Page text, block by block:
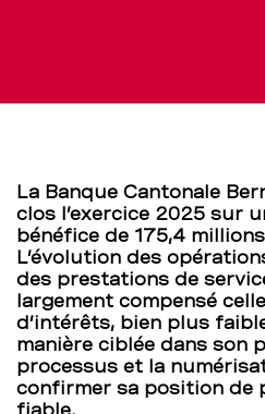
un
annuel
réjouissant
–
BCBE
La Banque Cantonale
clos l’exercice 2025 sur
bénéfice de 175,4
L’évolution des
des prestations de
largement compensé
d’intérêts, bien plus
manière ciblée dans son
processus et la
confirmer sa position de